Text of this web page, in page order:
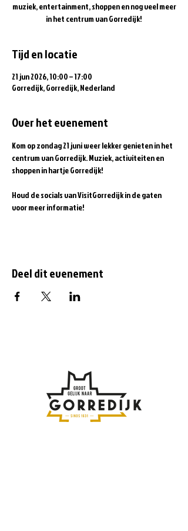
muziek, entertainment, shoppen en nog veel meer
in het centrum van Gorredijk!
Tijd en locatie
21 jun 2026, 10:00 – 17:00
Gorredijk, Gorredijk, Nederland
Over het evenement
Kom op zondag 21 juni weer lekker genieten in het
centrum van Gorredijk. Muziek, activiteiten en
shoppen in hartje Gorredijk!
Houd de socials van VisitGorredijk in de gaten
voor meer informatie!
Deel dit evenement